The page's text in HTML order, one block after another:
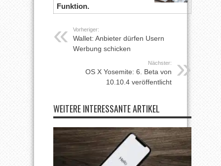
Funktion.
Vorheriger:
Wallet: Anbieter dürfen Usern
Werbung schicken
Nächster:
OS X Yosemite: 6. Beta von
10.10.4 veröffentlicht
WEITERE INTERESSANTE ARTIKEL